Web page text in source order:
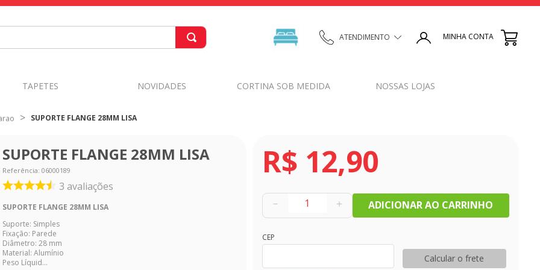
ATENDIMENTO MINHA CONTA
TAPETES NOVIDADES CORTINA SOB MEDIDA NOSSAS LOJAS
SUPORTE FLANGE 28MM LISA
SUPORTE FLANGE 28MM LISA
Referência: 06000189
3 avaliações
SUPORTE FLANGE 28MM LISA
Suporte: Simples
Fixação: Parede
Diâmetro: 28 mm
Material: Alumínio
Peso Líquid...
R$ 12,90
＋
－ ADICIONAR AO CARRINHO
CEP
Calcular o frete